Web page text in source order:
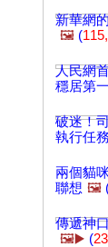
新華網
🖼️ (
人民網
穩居第一
破迷！
執行任務
兩個貓
聯想 🖼️
傳遞神
🖼️▶️ (